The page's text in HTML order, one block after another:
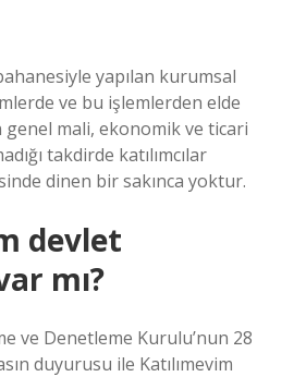
yapılan kurumsal
ve bu işlemlerden elde
genel mali, ekonomik ve ticari
takdirde katılımcılar
dinen bir sakınca yoktur.
devlet
mı?
ve Denetleme Kurulu’nun 28
duyurusu ile Katılımevim